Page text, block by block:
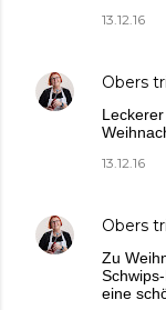
13.12.16
Obers
13.12.16
Obers
Zu
eine